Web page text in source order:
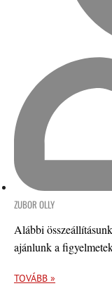
ZUBOR OLLY
Alábbi
ajánlunk a
TOVÁBB »